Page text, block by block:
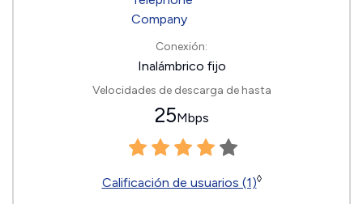
Conexión:
Inalámbrico fijo
Velocidades de descarga de hasta
25Mbps
Calificación de usuarios (1)◊